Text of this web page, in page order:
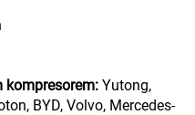
kompresorem: Yutong,
BYD, Volvo, Mercedes-